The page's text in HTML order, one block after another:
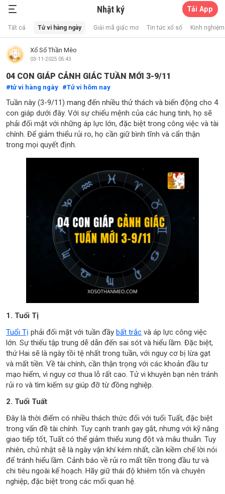
Nhật ký Tải App
Tất cả Tử vi hàng ngày Giải mã giấc mơ Tin tức xổ số Kinh
Xổ Số Thần Mèo
03-11-2025 05:43
04 CON GIÁP CẢNH GIÁC TUẦN MỚI 3-9/11
tử vi hàng ngày Tử vi hôm nay
Tuần này (3-9/11) mang đến nhiều thử thách và biến động cho 4
con giáp dưới đây. Với sự chiếu mệnh của các hung tinh, họ sẽ
phải đối mặt với những áp lực lớn, đặc biệt trong công việc và tài
chính. Để giảm thiểu rủi ro, họ cần giữ bình tĩnh và cẩn thận
trong mọi quyết định.
1. Tuổi Tị
Tuổi Tị phải đối mặt với tuần đầy bất trắc và áp lực công việc
lớn. Sự thiếu tập trung dễ dẫn đến sai sót và hiểu lầm. Đặc biệt,
thứ Hai sẽ là ngày tồi tệ nhất trong tuần, với nguy cơ bị lừa gạt
và mất tiền. Về tài chính, cần thận trọng với các khoản đầu tư
mạo hiểm, vì nguy cơ thua lỗ rất cao. Tử vi khuyên bạn nên tránh
rủi ro và tìm kiếm sự giúp đỡ từ đồng nghiệp.
2. Tuổi Tuất
Đây là thời điểm có nhiều thách thức đối với tuổi Tuất, đặc biệt
trong vấn đề tài chính. Tuy cạnh tranh gay gắt, nhưng với kỹ năng
giao tiếp tốt, Tuất có thể giảm thiểu xung đột và mâu thuẫn. Tuy
nhiên, chủ nhật sẽ là ngày vận khí kém nhất, cần kiềm chế lời nói
để tránh hiểu lầm. Cảnh báo về rủi ro mất tiền trong đầu tư và
chi tiêu ngoài kế hoạch. Hãy giữ thái độ khiêm tốn và chuyên
nghiệp, đặc biệt trong các mối quan hệ.